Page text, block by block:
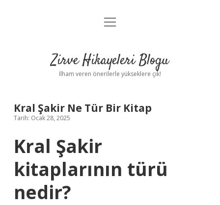
Anasayfa
Yasal Uyarı
menüyü
Zirve Hikayeleri Blogu
İlham veren önerilerle yükseklere çık!
Kral Şakir Ne Tür Bir Kitap
Tarih: Ocak 28, 2025
Kral Şakir
kitaplarının türü
nedir?